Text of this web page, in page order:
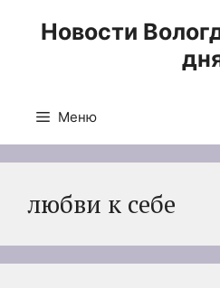
Новости
Меню
любви к себе